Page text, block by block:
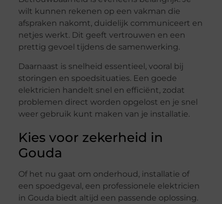
wilt kunnen rekenen op een vakman die
afspraken nakomt, duidelijk communiceert en
netjes werkt. Dit geeft vertrouwen en een
prettig gevoel tijdens de samenwerking.
Daarnaast is snelheid essentieel, vooral bij
storingen en spoedsituaties. Een goede
elektricien handelt snel en efficiënt, zodat
problemen direct worden opgelost en je snel
weer gebruik kunt maken van je installatie.
Kies voor zekerheid in
Gouda
Of het nu gaat om onderhoud, installatie of
een spoedgeval, een professionele elektricien
in Gouda biedt altijd een passende oplossing.